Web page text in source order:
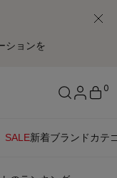
ションを
SALE新着ブランド カテ
0